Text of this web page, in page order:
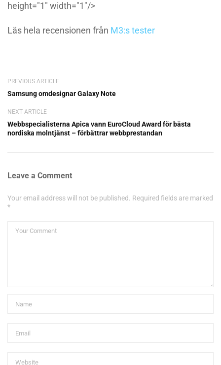
height="1" width="1"/>
Läs hela recensionen från M3:s tester
PREVIOUS ARTICLE
Samsung omdesignar Galaxy Note
NEXT ARTICLE
Webbspecialisterna Apica vann EuroCloud Award för bästa
nordiska molntjänst – förbättrar webbprestandan
Leave a Comment
Your email address will not be published. Required fields are marked
*